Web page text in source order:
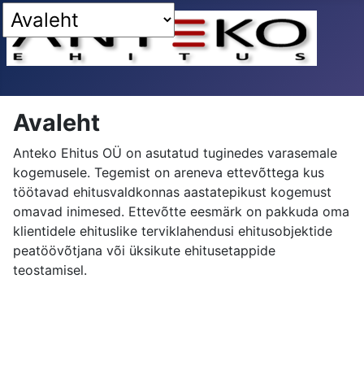
Avaleht
Anteko Ehitus OÜ on asutatud tuginedes varasemale
kogemusele. Tegemist on areneva ettevõttega kus
töötavad ehitusvaldkonnas aastatepikust kogemust
omavad inimesed. Ettevõtte eesmärk on pakkuda oma
klientidele ehituslike terviklahendusi ehitusobjektide
peatöövõtjana või üksikute ehitusetappide
teostamisel.